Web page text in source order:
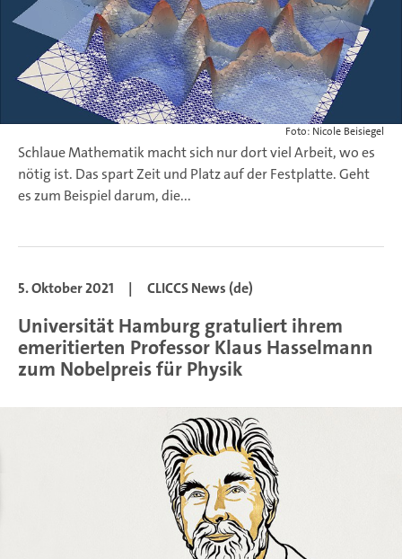
Foto: Nicole Beisiegel
Schlaue Mathematik macht sich nur dort viel Arbeit, wo es
nötig ist. Das spart Zeit und Platz auf der Festplatte. Geht
es zum Beispiel darum, die...
5. Oktober 2021 | CLICCS News (de)
Universität Hamburg gratuliert ihrem
emeritierten Professor Klaus Hasselmann
zum Nobelpreis für Physik